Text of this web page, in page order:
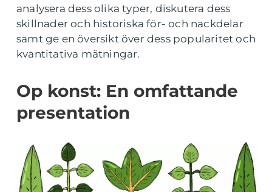
analysera dess olika typer, diskutera dess
skillnader och historiska för- och nackdelar
samt ge en översikt över dess popularitet och
kvantitativa mätningar.
Op konst: En omfattande
presentation